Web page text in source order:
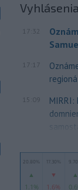
Vyhlásenia
17:32
17:17
15:09
MIRRI: